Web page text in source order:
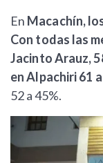
En Macachín,
Con todas las
Jacinto Arauz,
en Alpachiri 61
52 a 45%.